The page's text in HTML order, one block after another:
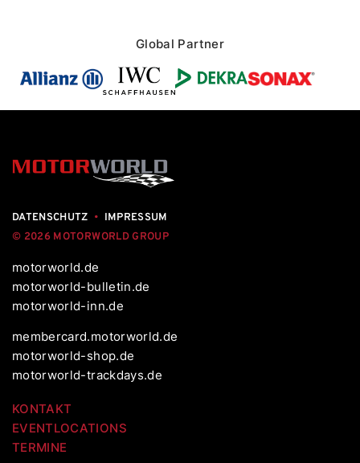
Global Partner
DATENSCHUTZ • IMPRESSUM
© 2026 MOTORWORLD GROUP
motorworld.de
motorworld-bulletin.de
motorworld-inn.de
membercard.motorworld.de
motorworld-shop.de
motorworld-trackdays.de
KONTAKT
EVENTLOCATIONS
TERMINE